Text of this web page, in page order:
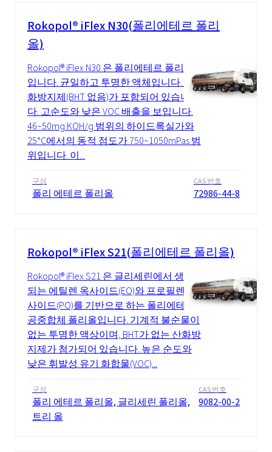
Rokopol® iFlex N30(폴리에테르 폴리
올)
Rokopol® iFlex N30 은 폴리에테르 폴리올
입니다. 균일하고 투명한 액체입니다. 산
화방지제(BHT 없음)가 포함되어 있습니
다. 고순도와 낮은 VOC 배출을 보입니다.
46~50mg KOH/g 범위의 하이드록실가와
25°C에서의 동적 점도가 750~1050mPas 범
위입니다. 이...
구성
폴리 에테르 폴리올
CAS 번호
72986-44-8
Rokopol® iFlex S21(폴리에테르 폴리올)
Rokopol® iFlex S21 은 글리세린에서 생산
되는 에틸렌 옥사이드(EO)와 프로필렌 옥
사이드(PO)를 기반으로 하는 폴리에테르
공중합체 폴리올입니다. 기계적 불순물이
없는 투명한 액상이며, BHT가 없는 산화방
지제가 첨가되어 있습니다. 높은 순도와
낮은 휘발성 유기 화합물(VOC)...
구성
폴리 에테르 폴리올, 글리세린 폴리올,
트리 올
CAS 번호
9082-00-2